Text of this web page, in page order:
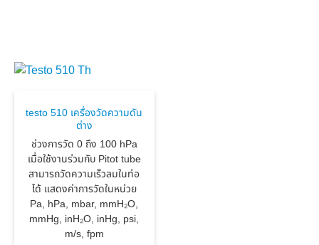
testo 510 เครื่องวัดความดัน
ต่าง
ช่วงการวัด 0 ถึง 100 hPa
เมื่อใช้งานร่วมกับ Pitot tube
สามารถวัดความเร็วลมในท่อ
ได้ แสดงค่าการวัดในหน่วย
Pa, hPa, mbar, mmH₂O,
mmHg, inH₂O, inHg, psi,
m/s, fpm